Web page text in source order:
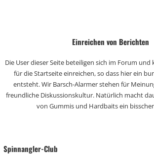
Einreichen von Berichten
Die User dieser Seite beteiligen sich im Forum
für die Startseite einreichen, so dass hier ein
entsteht. Wir Barsch-Alarmer stehen für
freundliche Diskussionskultur. Natürlich macht
von Gummis und Hardbaits ein
Spinnangler-Club